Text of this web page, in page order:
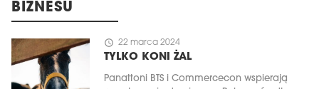
BIZNESU
schedule 22 marca 2024
TYLKO KONI ŻAL
Panattoni BTS i Commercecon wspierają